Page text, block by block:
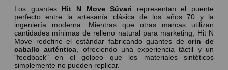
Los guantes Hit N Move Süvari representan el puente
perfecto entre la artesanía clásica de los años 70 y la
ingeniería moderna. Mientras que otras marcas utilizan
cantidades mínimas de relleno natural para marketing, Hit N
Move redefine el estándar fabricando guantes decrin de
caballo auténtica , ofreciendo una experiencia táctil y un
"feedback" en el golpeo que los materiales sintéticos
simplemente no pueden replicar.